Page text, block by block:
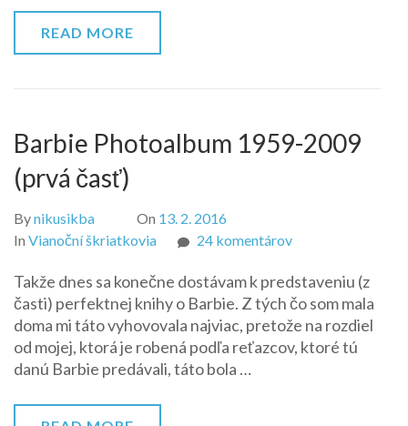
READ MORE
Barbie Photoalbum 1959-2009
(prvá časť)
Bynikusikba On 13. 2. 2016
In Vianoční škriatkovia 24 komentárovna
Photoalbum
1959-
2009
(prvá
Takže dnes sa konečne dostávam k predstaveniu (z
časti) perfektnej knihy o Barbie. Z tých čo som mala
doma mi táto vyhovovala najviac, pretože na rozdiel
od mojej, ktorá je robená podľa reťazcov, ktoré tú
danú Barbie predávali, táto bola …